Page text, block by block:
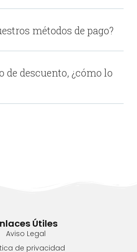
métodos de pago?
de descuento, ¿cómo lo
Útiles
Aviso Legal
de privacidad